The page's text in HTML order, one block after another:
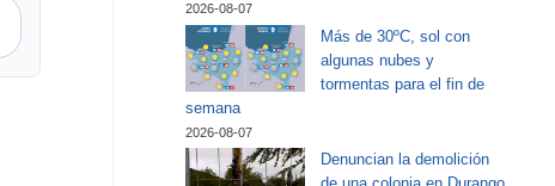
2026-08-07
Más de 30ºC, sol con
algunas nubes y
tormentas para el fin de
semana
2026-08-07
Denuncian la demolición